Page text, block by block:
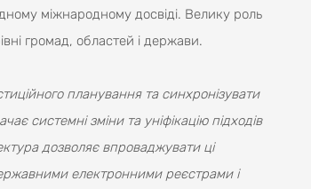
міжнародному досвіді. Велику роль
громад, областей і держави.
планування та синхронізувати
системні зміни та уніфікацію підходів
дозволяє впроваджувати ці
електронними реєстрами і